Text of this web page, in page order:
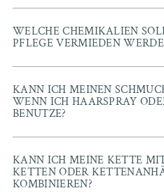
WELCHE CHEMIKALIEN
PFLEGE VERMIEDEN
KANN ICH MEINEN
WENN ICH HAARSPRAY
BENUTZE?
KANN ICH MEINE KETTE
KETTEN ODER
KOMBINIEREN?